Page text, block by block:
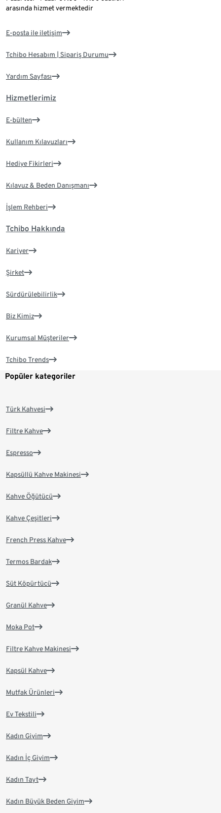
arasında hizmet vermektedir
E-posta ile iletişim
Tchibo Hesabım | Sipariş Durumu
Yardım Sayfası
Hizmetlerimiz
E-bülten
Kullanım Kılavuzları
Hediye Fikirleri
Kılavuz & Beden Danışmanı
İşlem Rehberi
Tchibo Hakkında
Kariyer
Şirket
Sürdürülebilirlik
Biz Kimiz
Kurumsal Müşteriler
Tchibo Trends
Popüler kategoriler
Türk Kahvesi
Filtre Kahve
Espresso
Kapsüllü Kahve Makinesi
Kahve Öğütücü
Kahve Çeşitleri
French Press Kahve
Termos Bardak
Süt Köpürtücü
Granül Kahve
Moka Pot
Filtre Kahve Makinesi
Kapsül Kahve
Mutfak Ürünleri
Ev Tekstili
Kadın Giyim
Kadın İç Giyim
Kadın Tayt
Kadın Büyük Beden Giyim